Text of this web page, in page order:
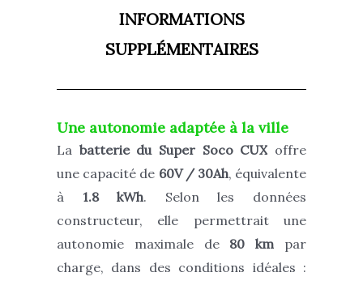
INFORMATIONS
SUPPLÉMENTAIRES
Une autonomie adaptée à la ville
La batterie du Super Soco CUX offre
une capacité de 60V / 30Ah, équivalente
à 1.8 kWh. Selon les données
constructeur, elle permettrait une
autonomie maximale de 80 km par
charge, dans des conditions idéales :